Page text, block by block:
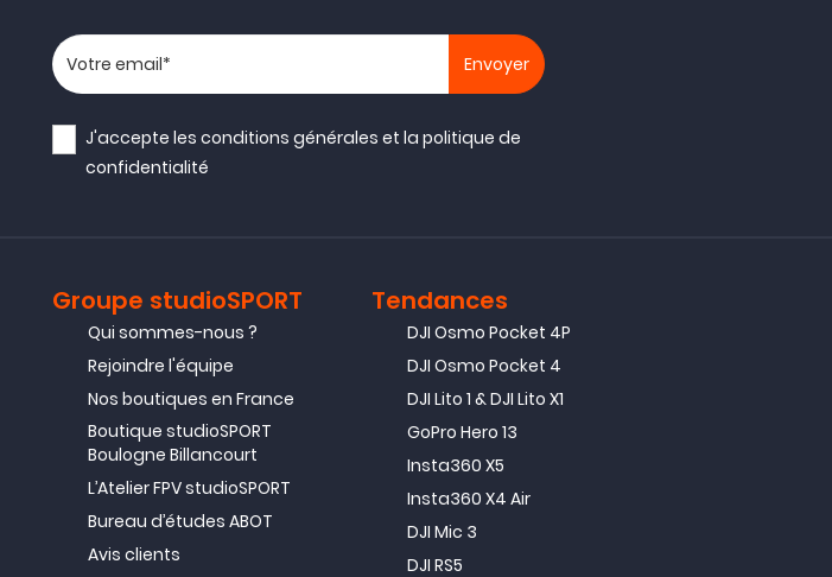
Votre adresse email
J'accepte lesconditions générales et lapolitique de
confidentialité
Groupe studioSPORT
Qui sommes-nous ?
Rejoindre l'équipe
Nos boutiques en France
Boutique studioSPORT
Boulogne Billancourt
L’Atelier FPV studioSPORT
Bureau d’études ABOT
Avis clients
Tendances
DJI Osmo Pocket 4P
DJI Osmo Pocket 4
DJI Lito 1 & DJI Lito X1
GoPro Hero 13
Insta360 X5
Insta360 X4 Air
DJI Mic 3
DJI RS5